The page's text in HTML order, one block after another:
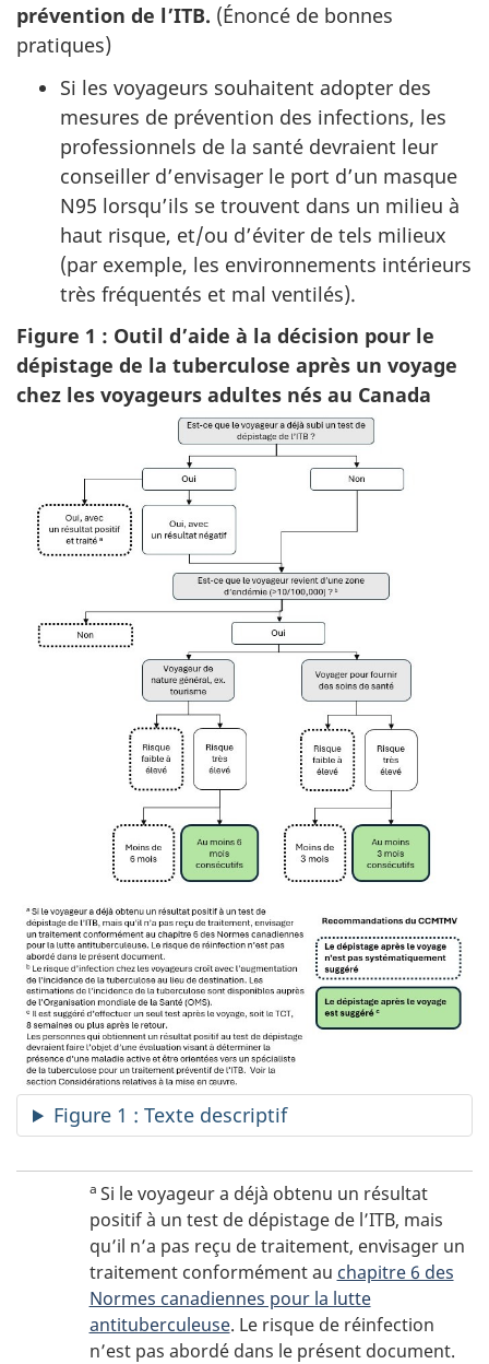
prévention de l’ITB. (Énoncé de bonnes
pratiques)
Si les voyageurs souhaitent adopter des
mesures de prévention des infections, les
professionnels de la santé devraient leur
conseiller d’envisager le port d’un masque
N95 lorsqu’ils se trouvent dans un milieu à
haut risque, et/ou d’éviter de tels milieux
(par exemple, les environnements intérieurs
très fréquentés et mal ventilés).
Figure 1 : Outil d’aide à la décision pour le
dépistage de la tuberculose après un voyage
chez les voyageurs adultes nés au Canada
Figure 1 : Texte descriptif
a Si le voyageur a déjà obtenu un résultat
positif à un test de dépistage de l’ITB, mais
qu’il n’a pas reçu de traitement, envisager un
traitement conformément au chapitre 6 des
Normes canadiennes pour la lutte
antituberculeuse. Le risque de réinfection
n’est pas abordé dans le présent document.